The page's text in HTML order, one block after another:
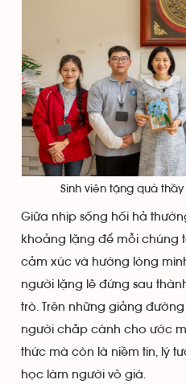
Sinh viên tặng quà
Giữa nhịp sống hối hả
khoảng lặng để mỗi chúng
cảm xúc và hướng lòng
người lặng lẽ đứng sau
trò. Trên những giảng
người chắp cánh cho ước
thức mà còn là niềm tin, lý
học làm người vô giá.